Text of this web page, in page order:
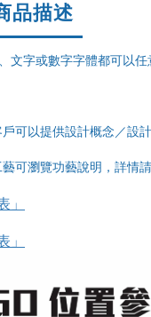
品描述
文字或數字字體都可以任
可以提供設計概念／設
可瀏覽功藝說明，詳情
」
」